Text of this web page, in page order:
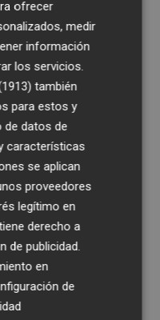
ofrecer
medir
información
los servicios.
también
para estos y
de datos de
características
se aplican
proveedores
legítimo en
derecho a
de publicidad
en
de